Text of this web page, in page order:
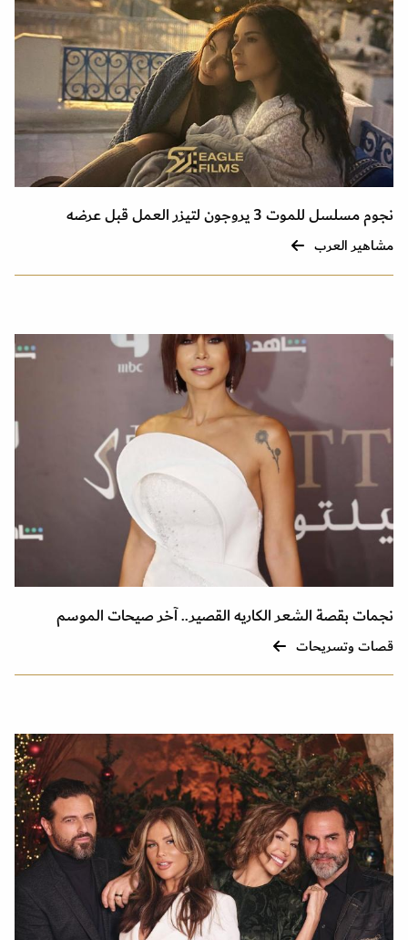
نجوم مسلسل للموت 3 يروجون لتيزر العمل قبل عرضه
مشاهير العرب
نجمات بقصة الشعر الكاريه القصير.. آخر صيحات الموسم
قصات وتسريحات